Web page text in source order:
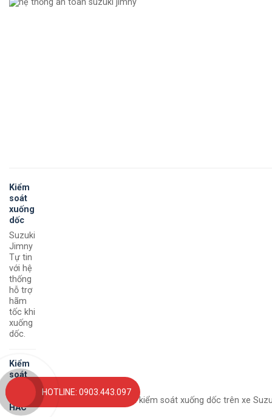
Kiểm
soát
xuống
dốc
Suzuki
Jimny
Tự tin
với hệ
thống
hỗ trợ
hãm
tốc khi
xuống
dốc.
Kiểm
soát
HAC
HOTLINE: 0903.443.097